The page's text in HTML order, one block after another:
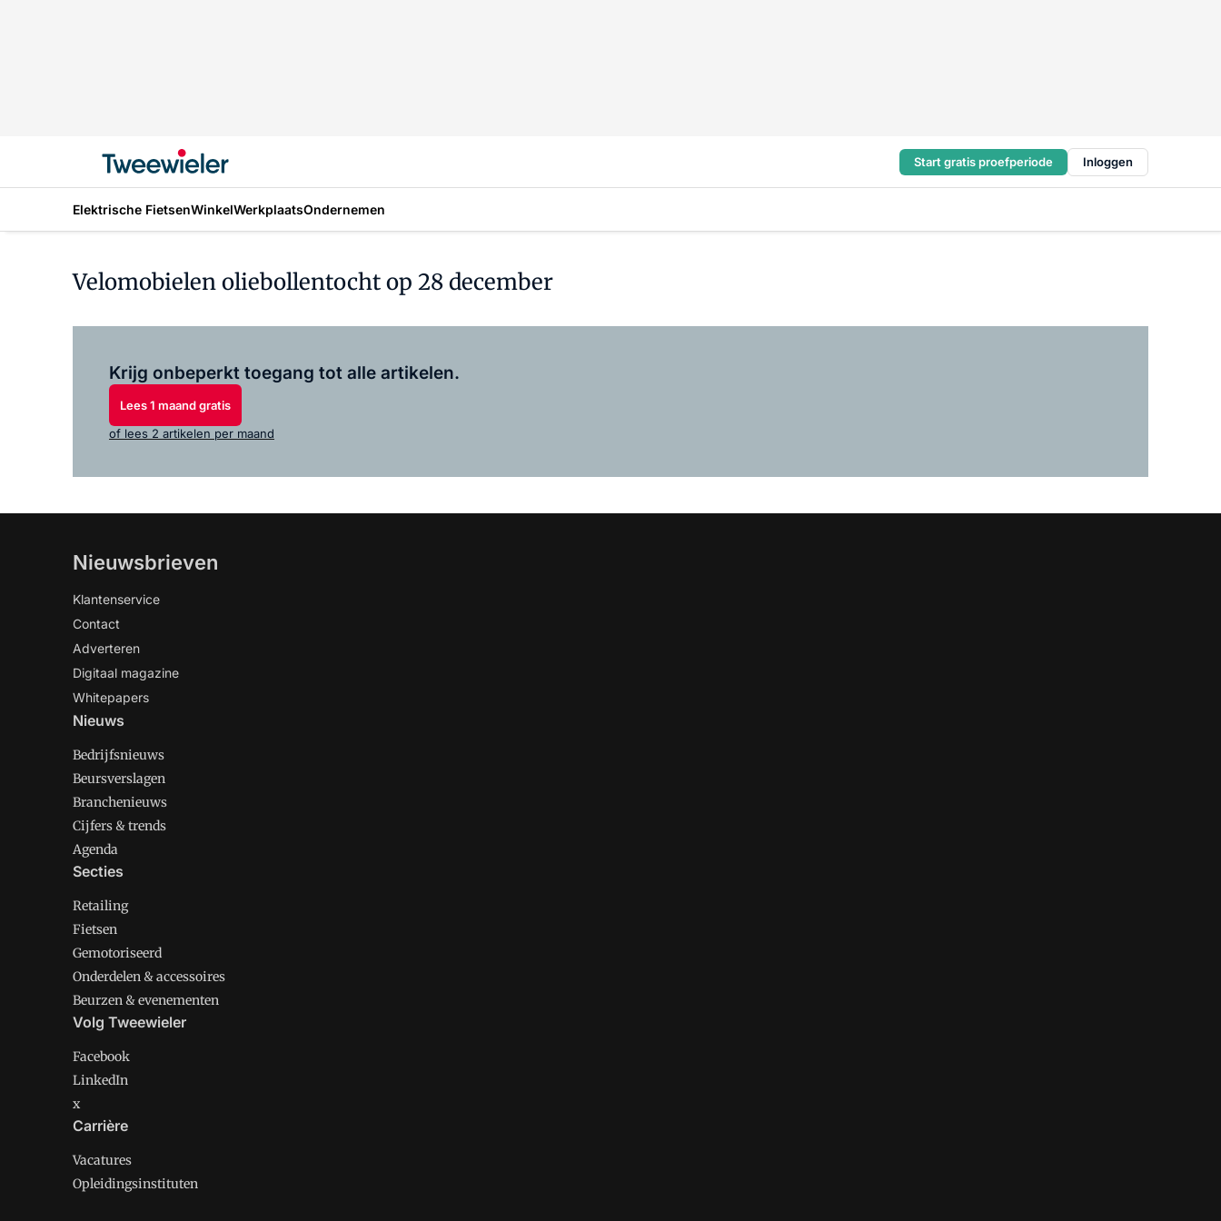
Start gratis proefperiode Inloggen
Elektrische FietsenWinkelWerkplaatsOndernemen
Velomobielen oliebollentocht op 28 december
Krijg onbeperkt toegang tot alle artikelen.
Lees 1 maand gratis
of lees 2 artikelen per maand
Nieuwsbrieven
Klantenservice
Contact
Adverteren
Digitaal magazine
Whitepapers
Nieuws
Bedrijfsnieuws
Beursverslagen
Branchenieuws
Cijfers & trends
Agenda
Secties
Retailing
Fietsen
Gemotoriseerd
Onderdelen & accessoires
Beurzen & evenementen
Volg Tweewieler
Facebook
LinkedIn
x
Carrière
Vacatures
Opleidingsinstituten